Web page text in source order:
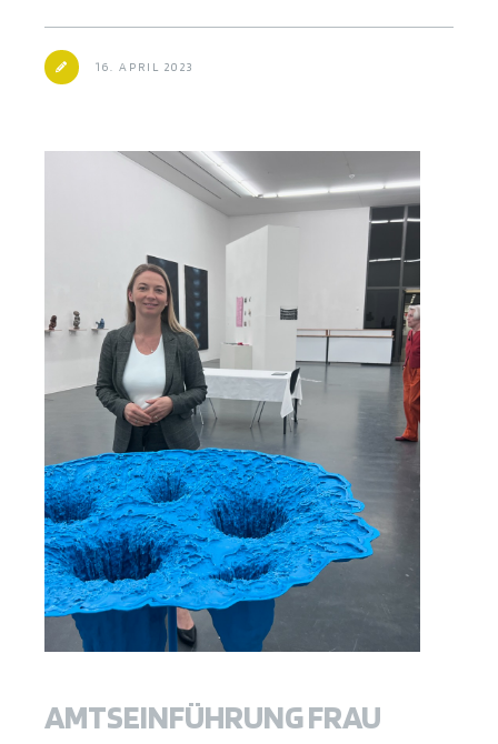
16. APRIL 2023
AMTSEINFÜHRUNG FRAU